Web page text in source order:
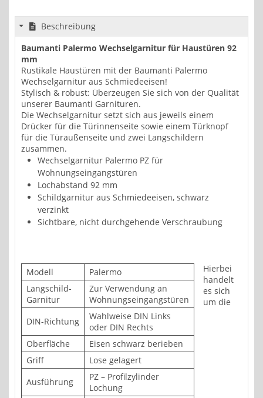
Beschreibung
Baumanti Palermo Wechselgarnitur für Haustüren 92
mm
Rustikale Haustüren mit der Baumanti Palermo
Wechselgarnitur aus Schmiedeeisen!
Stylisch & robust: Überzeugen Sie sich von der Qualität
unserer Baumanti Garnituren.
Die Wechselgarnitur setzt sich aus jeweils einem
Drücker für die Türinnenseite sowie einem Türknopf
für die Türaußenseite und zwei Langschildern
zusammen.
Wechselgarnitur Palermo PZ für
Wohnungseingangstüren
Lochabstand 92 mm
Schildgarnitur aus Schmiedeeisen, schwarz
verzinkt
Sichtbare, nicht durchgehende Verschraubung
Modell
Palermo
Langschild-
Garnitur
Zur Verwendung an
Wohnungseingangstüren
DIN-Richtung
Wahlweise DIN Links
oder DIN Rechts
Oberfläche
Eisen schwarz berieben
Griff
Lose gelagert
Ausführung
PZ – Profilzylinder
Lochung
Hierbei
handelt
es sich
um die